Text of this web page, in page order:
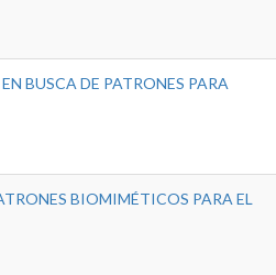
BUSCA DE PATRONES PARA
BIOMIMÉTICOS PARA EL